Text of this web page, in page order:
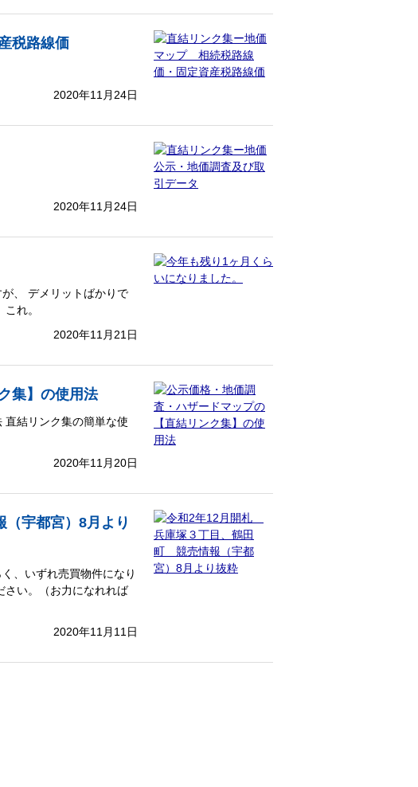
税路線価
2020年11月24日
2020年11月24日
、 デメリットばかりで
れ。
2020年11月21日
集】の使用法
直結リンク集の簡単な使
2020年11月20日
宇都宮）8月より
、いずれ売買物件になり
い。（お力になれれば
2020年11月11日